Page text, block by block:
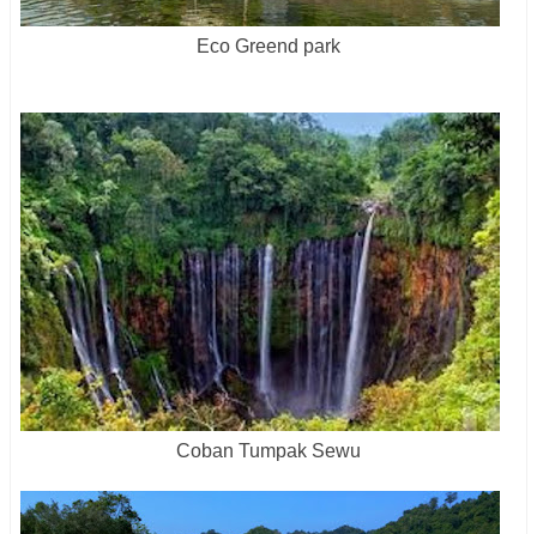
Eco Greend park
Coban Tumpak Sewu